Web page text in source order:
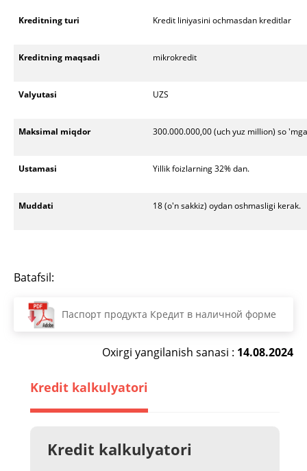
Kreditning turi Kredit liniyasini ochmasdan kreditlar
Kreditning maqsadi mikrokredit
Valyutasi UZS
Maksimal miqdor 300.000.000,00 (uch yuz million) so
Ustamasi Yillik foizlarning 32% dan.
Muddati 18 (o'n sakkiz) oydan oshmasligi kerak.
Batafsil:
Паспорт продукта Кредит в наличной форме
Oxirgi yangilanish sanasi : 14.08.2024
Kredit kalkulyatori
Kredit kalkulyatori